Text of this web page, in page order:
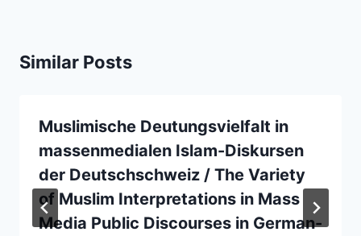
Similar Posts
Muslimische Deutungsvielfalt in
massenmedialen Islam-Diskursen
der Deutschschweiz / The Variety
of Muslim Interpretations in Mass
Media Public Discourses in German-